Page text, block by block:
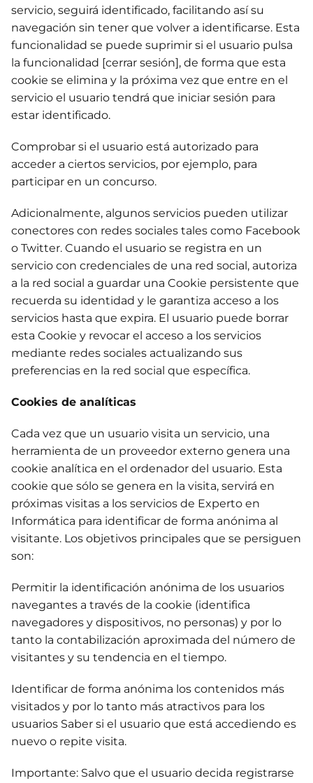
servicio, seguirá identificado, facilitando así su
navegación sin tener que volver a identificarse. Esta
funcionalidad se puede suprimir si el usuario pulsa
la funcionalidad [cerrar sesión], de forma que esta
cookie se elimina y la próxima vez que entre en el
servicio el usuario tendrá que iniciar sesión para
estar identificado.
Comprobar si el usuario está autorizado para
acceder a ciertos servicios, por ejemplo, para
participar en un concurso.
Adicionalmente, algunos servicios pueden utilizar
conectores con redes sociales tales como Facebook
o Twitter. Cuando el usuario se registra en un
servicio con credenciales de una red social, autoriza
a la red social a guardar una Cookie persistente que
recuerda su identidad y le garantiza acceso a los
servicios hasta que expira. El usuario puede borrar
esta Cookie y revocar el acceso a los servicios
mediante redes sociales actualizando sus
preferencias en la red social que específica.
Cookies de analíticas
Cada vez que un usuario visita un servicio, una
herramienta de un proveedor externo genera una
cookie analítica en el ordenador del usuario. Esta
cookie que sólo se genera en la visita, servirá en
próximas visitas a los servicios de Experto en
Informática para identificar de forma anónima al
visitante. Los objetivos principales que se persiguen
son:
Permitir la identificación anónima de los usuarios
navegantes a través de la cookie (identifica
navegadores y dispositivos, no personas) y por lo
tanto la contabilización aproximada del número de
visitantes y su tendencia en el tiempo.
Identificar de forma anónima los contenidos más
visitados y por lo tanto más atractivos para los
usuarios Saber si el usuario que está accediendo es
nuevo o repite visita.
Importante: Salvo que el usuario decida registrarse